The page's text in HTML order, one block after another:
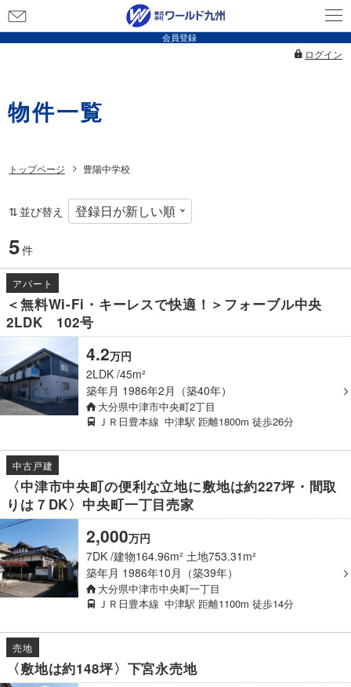
会員登録
ログイン
問
せ
物件一覧
トップページ 豊陽中学校
並び替え
5件
アパート
＜無料Wi-Fi・キーレスで快適！＞フォーブル中央
2LDK 102号
2LDK 45m²
築年月 1986年2月（築40年）
大分県中津市中央町2丁目
ＪＲ日豊本線 中津駅 距離1800m 徒歩26分
4.2万円
中古戸建
〈中津市中央町の便利な立地に敷地は約227坪・間取
りは７DK〉中央町一丁目売家
7DK 建物164.96m² 土地753.31m²
築年月 1986年10月（築39年）
大分県中津市中央町一丁目
ＪＲ日豊本線 中津駅 距離1100m 徒歩14分
2,000万円
売地
〈敷地は約148坪〉下宮永売地